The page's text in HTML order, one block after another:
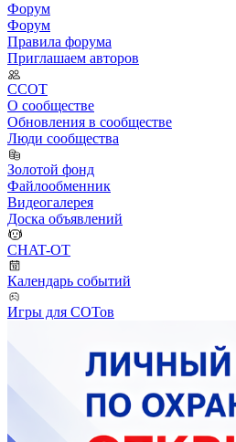
Форум
Форум
Правила форума
Приглашаем авторов
ССОТ
О сообществе
Обновления в сообществе
Люди сообщества
Золотой фонд
Файлообменник
Видеогалерея
Доска объявлений
CHAT-OT
Календарь событий
Игры для СОТов